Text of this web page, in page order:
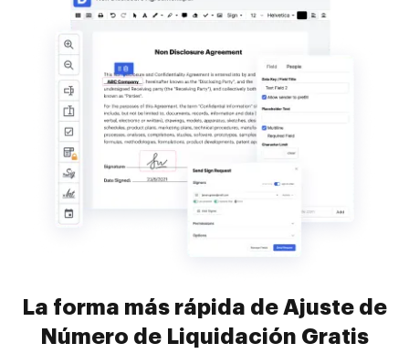
La forma más rápida de Ajuste de
Número de Liquidación Gratis